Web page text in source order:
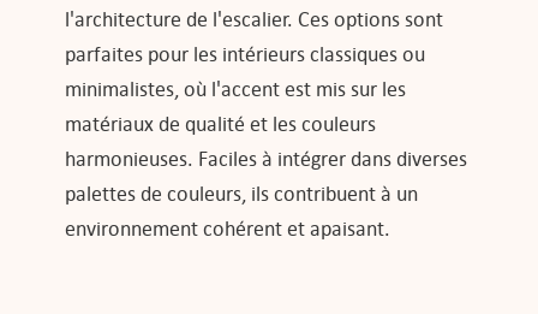
l'architecture de l'escalier. Ces options sont
parfaites pour les intérieurs classiques ou
minimalistes, où l'accent est mis sur les
matériaux de qualité et les couleurs
harmonieuses. Faciles à intégrer dans diverses
palettes de couleurs, ils contribuent à un
environnement cohérent et apaisant.